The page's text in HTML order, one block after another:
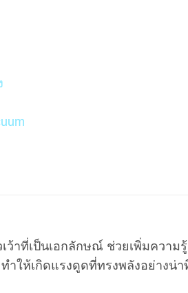
าที่เป็นเอกลักษณ์ ช่วยเพิ่มควา
ให้เกิดแรงดูดที่ทรงพลังอย่างน่า